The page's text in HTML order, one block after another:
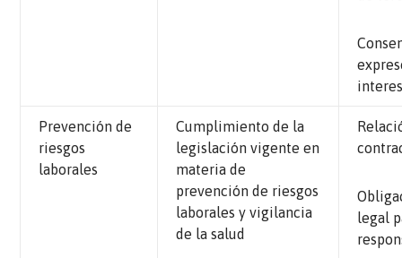
Prevención de
riesgos
laborales
Cumplimiento de la
legislación vigente en
materia de
prevención de riesgos
laborales y vigilancia
de la salud
legal